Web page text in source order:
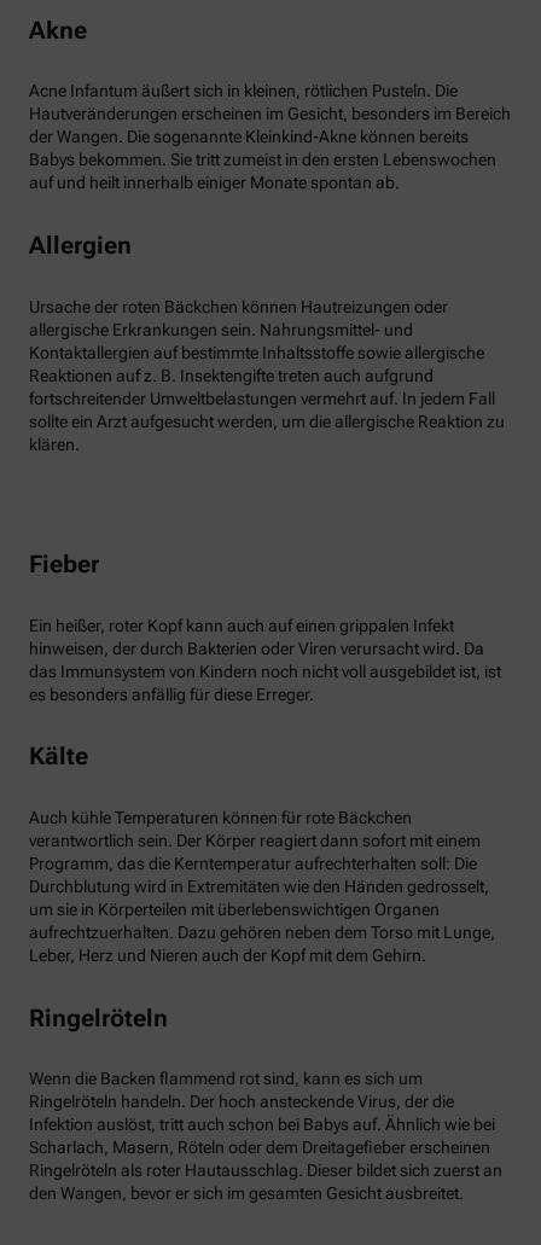
Akne
Acne Infantum äußert sich in kleinen, rötlichen Pusteln. Die
Hautveränderungen erscheinen im Gesicht, besonders im Bereich
der Wangen. Die sogenannte Kleinkind-Akne können bereits
Babys bekommen. Sie tritt zumeist in den ersten Lebenswochen
auf und heilt innerhalb einiger Monate spontan ab.
Allergien
Ursache der roten Bäckchen können Hautreizungen oder
allergische Erkrankungen sein. Nahrungsmittel- und
Kontaktallergien auf bestimmte Inhaltsstoffe sowie allergische
Reaktionen auf z. B. Insektengifte treten auch aufgrund
fortschreitender Umweltbelastungen vermehrt auf. In jedem Fall
sollte ein Arzt aufgesucht werden, um die allergische Reaktion zu
klären.
Fieber
Ein heißer, roter Kopf kann auch auf einen grippalen Infekt
hinweisen, der durch Bakterien oder Viren verursacht wird. Da
das Immunsystem von Kindern noch nicht voll ausgebildet ist, ist
es besonders anfällig für diese Erreger.
Kälte
Auch kühle Temperaturen können für rote Bäckchen
verantwortlich sein. Der Körper reagiert dann sofort mit einem
Programm, das die Kerntemperatur aufrechterhalten soll: Die
Durchblutung wird in Extremitäten wie den Händen gedrosselt,
um sie in Körperteilen mit überlebenswichtigen Organen
aufrechtzuerhalten. Dazu gehören neben dem Torso mit Lunge,
Leber, Herz und Nieren auch der Kopf mit dem Gehirn.
Ringelröteln
Wenn die Backen flammend rot sind, kann es sich um
Ringelröteln handeln. Der hoch ansteckende Virus, der die
Infektion auslöst, tritt auch schon bei Babys auf. Ähnlich wie bei
Scharlach, Masern, Röteln oder dem Dreitagefieber erscheinen
Ringelröteln als roter Hautausschlag. Dieser bildet sich zuerst an
den Wangen, bevor er sich im gesamten Gesicht ausbreitet.